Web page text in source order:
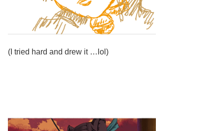
(I tried hard and drew it …lol)